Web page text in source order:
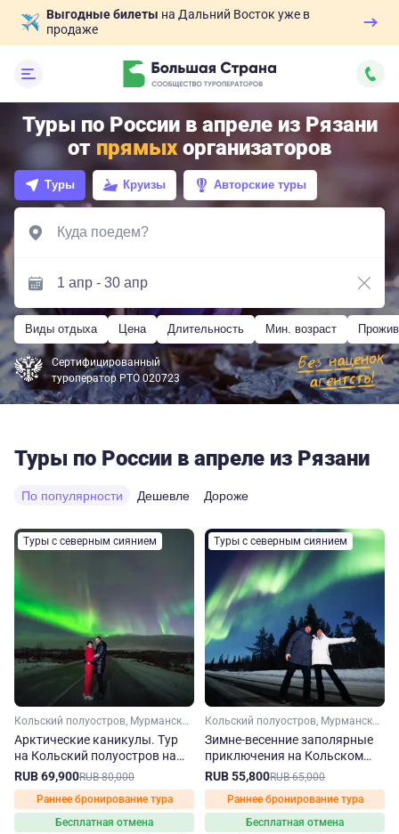
Выгодные билеты на Дальний Восток уже в
продаже
Туры по России в апреле из Рязани
от прямых организаторов
Туры Круизы Авторские туры
Виды отдыха Цена Длительность Мин. возраст
Сертифицированный
туроператор РТО 020723
Туры по России в апреле из Рязани
По популярности Дешевле Дороже
Туры с северным сиянием
Кольский полуостров, Мурманская область, Арктика
Арктические каникулы. Тур
на Кольский полуостров на
зиму-весну
RUB 69,900RUB 80,000
Раннее бронирование тура
Бесплатная отмена
Туры с северным сиянием
Кольский полуостров, Мурманская область, Арктика
Зимне-весенние заполярные
приключения на Кольском
полуострове
RUB 55,800RUB 65,000
Раннее бронирование тура
Бесплатная отмена